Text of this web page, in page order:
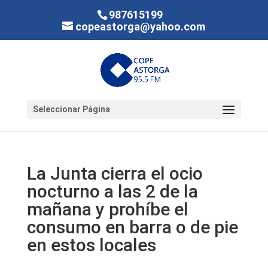
987615199
copeastorga@yahoo.com
Seleccionar Página
La Junta cierra el ocio
nocturno a las 2 de la
mañana y prohíbe el
consumo en barra o de pie
en estos locales